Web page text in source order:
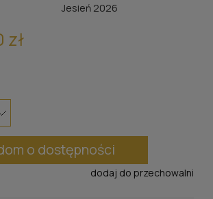
Jesień 2026
zł
o dostępności
dodaj do przechowalni